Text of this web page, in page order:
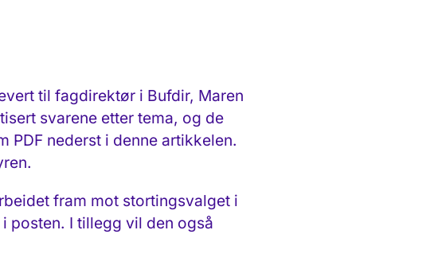
til fagdirektør i Bufdir, Maren
svarene etter tema, og de
PDF nederst i denne artikkelen.
fram mot stortingsvalget i
posten. I tillegg vil den også